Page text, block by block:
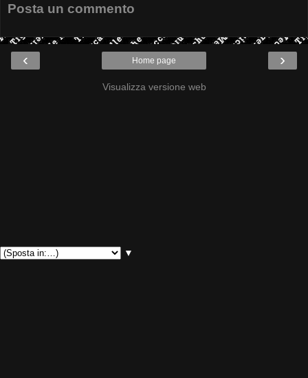
Posta un commento
‹ ›
Home page
Visualizza versione web
▼